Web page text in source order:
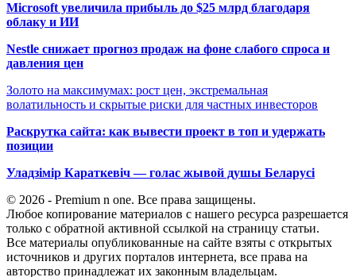
Microsoft увеличила прибыль до $25 млрд благодаря
облаку и ИИ
Nestle снижает прогноз продаж на фоне слабого спроса и
давления цен
Золото на максимумах: рост цен, экстремальная
волатильность и скрытые риски для частных инвесторов
Раскрутка сайта: как вывести проект в топ и удержать
позиции
Уладзімір Караткевіч — голас жывой душы Беларусі
© 2026 - Premium n one. Все права защищены.
Любое копирование материалов с нашего ресурса разрешается
только с обратной активной ссылкой на страницу статьи.
Все материалы опубликованные на сайте взяты с открытых
источников и других порталов интернета, все права на
авторство принадлежат их законным владельцам.